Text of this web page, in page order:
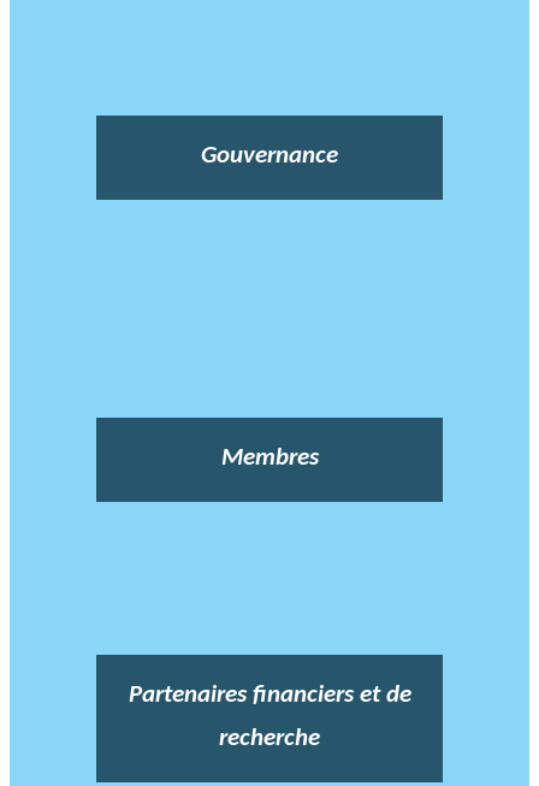
Gouvernance
Membres
Partenaires financiers et de
recherche